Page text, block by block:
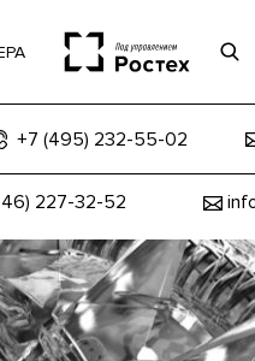
+7 (495) 232-55-02
227-32-52